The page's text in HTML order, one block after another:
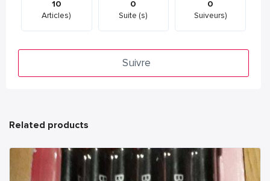
10
Articles)
0
Suite (s)
0
Suiveurs)
Suivre
Related products